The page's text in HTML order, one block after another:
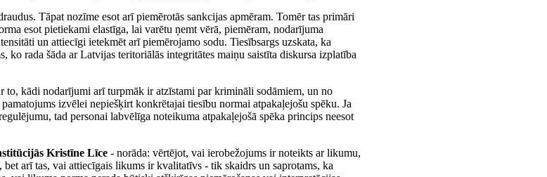
Tāpat nozīme esot arī piemērotās sankcijas apmēram. Tomēr tas primāri
esot pietiekami elastīga, lai varētu ņemt vērā, piemēram, nodarījuma
un attiecīgi ietekmēt arī piemērojamo sodu. Tiesībsargs uzskata, ka
rada šāda ar Latvijas teritoriālās integritātes maiņu saistīta diskursa izplatība
to, kādi nodarījumi arī turpmāk ir atzīstami par krimināli sodāmiem, un no
izvēlei nepiešķirt konkrētajai tiesību normai atpakaļejošu spēku. Ja
tad personai labvēlīga noteikuma atpakaļejošā spēka princips neesot
Kristīne Līce - norāda: vērtējot, vai ierobežojums ir noteikts ar likumu,
arī tas, vai attiecīgais likums ir kvalitatīvs - tik skaidrs un saprotams, ka